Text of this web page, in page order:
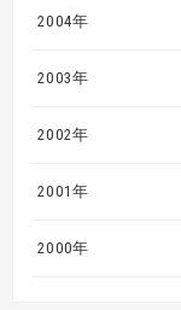
2004年
2003年
2002年
2001年
2000年